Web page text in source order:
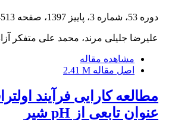
دوره 53، شماره 3، پاییز 1397، صفحه 513-542
علیرضا جلیلی مرند، محمد علی متفکر
مشاهده مقاله
اصل مقاله 2.41 M
مطالعه کارایی فرآیند
عنوان تابعی از pH شیر